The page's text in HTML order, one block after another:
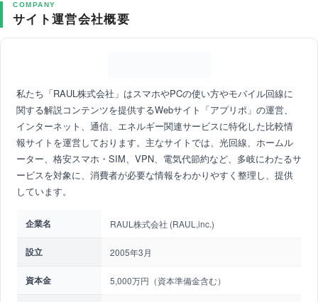
COMPANY
サイト運営会社概要
私たち「RAUL株式会社」はスマホやPCの使い方やモバイル回線に
関する解説コンテンツを提供するWebサイト「アプリポ」の運営、
インターネット、通信、エネルギー関連サービスに特化した比較情
報サイトを運営しております。主なサイトでは、光回線、ホームル
ーター、格安スマホ・SIM、VPN、電気代節約など、多岐にわたるサ
ービスを対象に、消費者が必要な情報をわかりやすく整理し、提供
しています。
企業名 RAUL株式会社 (RAUL,inc.)
設立 2005年3月
資本金 5,000万円（資本準備金含む）